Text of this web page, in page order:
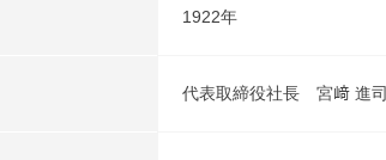
1922年
代表取締役社長 宮﨑 進司